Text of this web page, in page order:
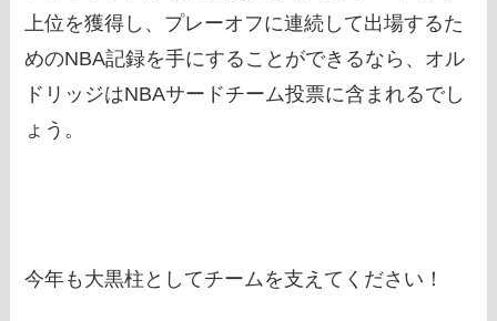
上位を獲得し、プレーオフに連続して出場するた
めのNBA記録を手にすることができるなら、オル
ドリッジはNBAサードチーム投票に含まれるでし
ょう。
今年も大黒柱としてチームを支えてください！